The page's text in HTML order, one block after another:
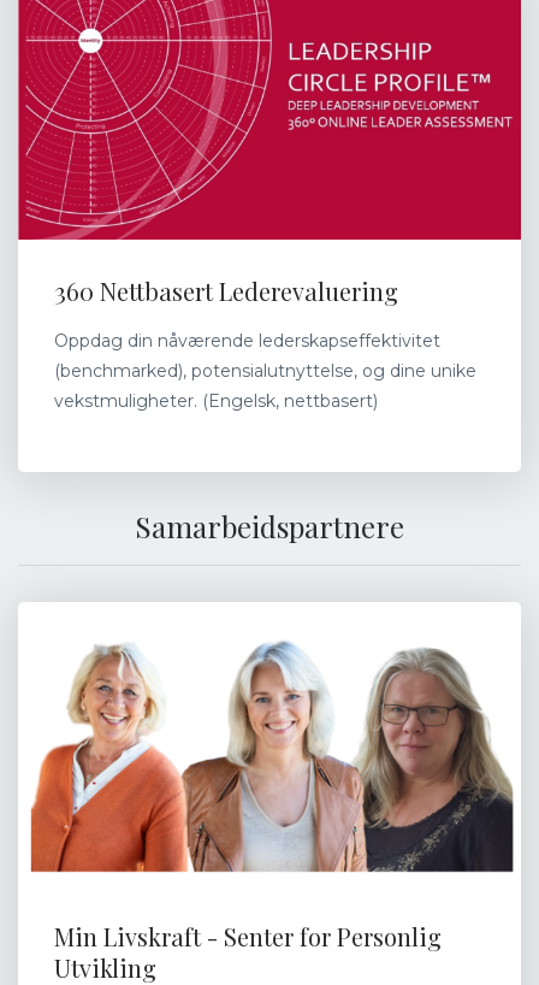
360 Nettbasert Lederevaluering
Oppdag din nåværende lederskapseffektivitet
(benchmarked), potensialutnyttelse, og dine unike
vekstmuligheter. (Engelsk, nettbasert)
Samarbeidspartnere
Min Livskraft - Senter for Personlig
Utvikling